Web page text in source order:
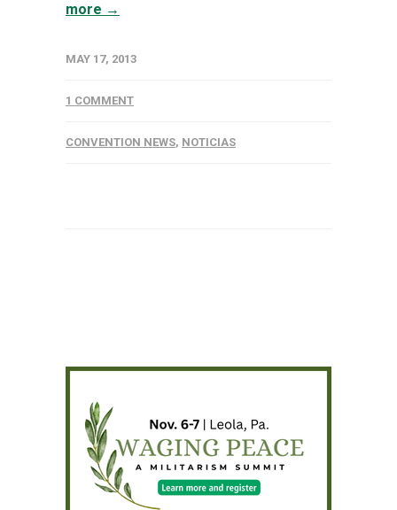
more →
MAY 17, 2013
1 COMMENT
CONVENTION NEWS, NOTICIAS